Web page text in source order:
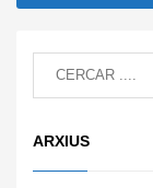
ARXIUS